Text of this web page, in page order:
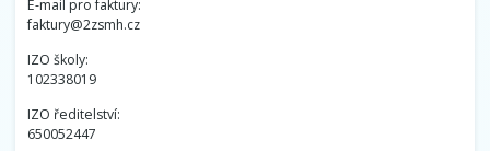
E-mail pro faktury:
faktury@2zsmh.cz
IZO školy:
102338019
IZO ředitelství:
650052447